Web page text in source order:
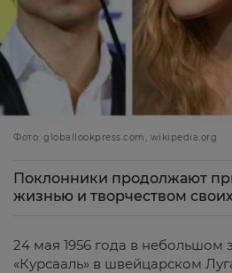
Фото: globallookpress.com, wikipedia.org
Поклонники продолжают
жизнью и творчеством
24 мая 1956 года в небольшом
«Курсааль» в швейцарском